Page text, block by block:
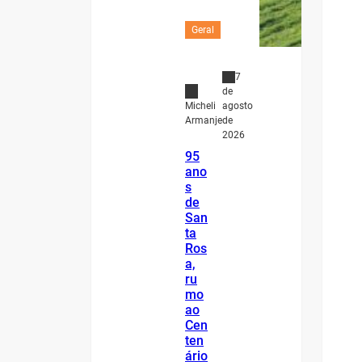
Geral
Micheli
Armanje
7
de
agosto
de
2026
95
ano
s
de
San
ta
Ros
a,
ru
mo
ao
Cen
ten
ário